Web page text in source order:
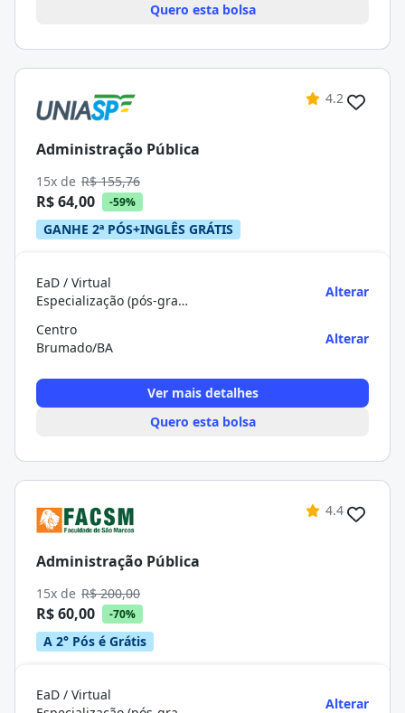
Quero esta bolsa
4.2
Administração Pública
15x de R$ 155,76
R$ 64,00 -59%
GANHE 2ª PÓS+INGLÊS GRÁTIS
EaD / Virtual
Especialização (pós-graduação)
Alterar
Centro
Brumado/BA
Alterar
Ver mais detalhes
Quero esta bolsa
4.4
Administração Pública
15x de R$ 200,00
R$ 60,00 -70%
A 2° Pós é Grátis
EaD / Virtual
Alterar